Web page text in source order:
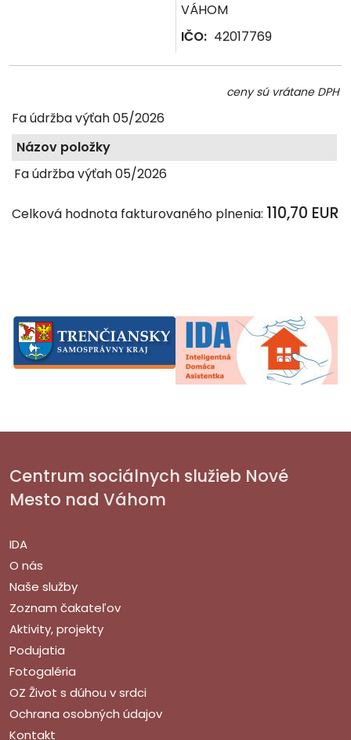
VÁHOM
IČO: 42017769
ceny sú vrátane DPH
Fa údržba výťah 05/2026
Názov položky
Fa údržba výťah 05/2026
Celková hodnota fakturovaného plnenia: 110,70 EUR
Centrum sociálnych služieb Nové
Mesto nad Váhom
IDA
O nás
Naše služby
Zoznam čakateľov
Aktivity, projekty
Podujatia
Fotogaléria
OZ Život s dúhou v srdci
Ochrana osobných údajov
Kontakt